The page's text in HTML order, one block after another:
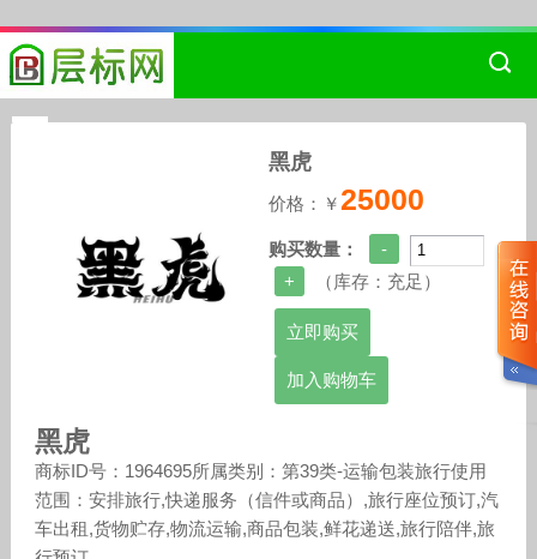
黑虎
价格：￥25000
购买数量：
（库存： 充足 ）
加入购物车
黑虎
商标ID号：1964695所属类别：第39类-运输包装旅行使用
范围：安排旅行,快递服务（信件或商品）,旅行座位预订,汽
车出租,货物贮存,物流运输,商品包装,鲜花递送,旅行陪伴,旅